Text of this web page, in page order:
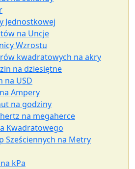
Jednostkowej
na Uncje
Wzrostu
kwadratowych na akry
na dziesiętne
na USD
Ampery
na godziny
na megaherce
Kwadratowego
Sześciennych na Metry
kPa